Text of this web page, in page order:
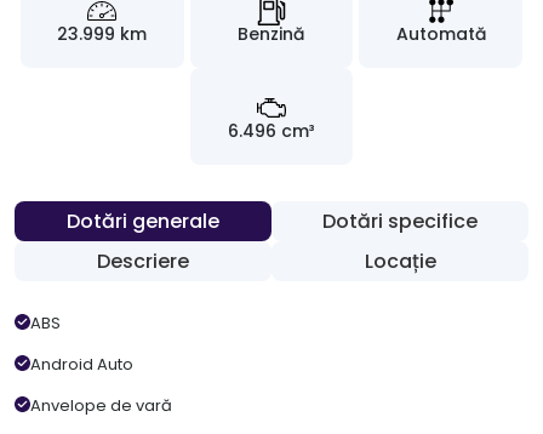
23.999 km Benzină Automată
6.496 cm³
Dotări generale
Dotări specifice
Descriere
Locație
ABS
Android Auto
Anvelope de vară